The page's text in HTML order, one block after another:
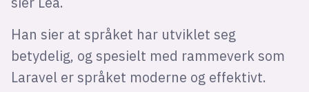
Han sier at språket har utviklet seg
betydelig, og spesielt med rammeverk som
Laravel er språket moderne og effektivt.